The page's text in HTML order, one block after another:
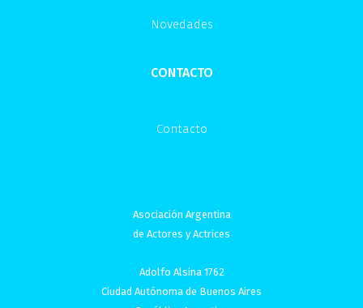
Novedades
CONTACTO
Contacto
Asociación Argentina
de Actores y Actrices
Adolfo Alsina 1762
Ciudad Autónoma de Buenos Aires